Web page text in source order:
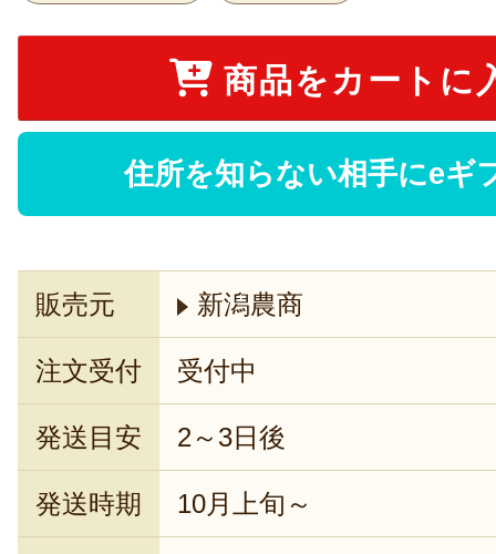
商品をカートに
住所を知らない相手にeギ
販売元 新潟農商
注文受付 受付中
発送目安 2～3日後
発送時期 10月上旬～